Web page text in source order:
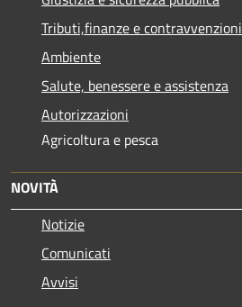
Tributi,finanze e contravvenzioni
Ambiente
Salute, benessere e assistenza
Autorizzazioni
Agricoltura e pesca
NOVITÀ
Notizie
Comunicati
Avvisi